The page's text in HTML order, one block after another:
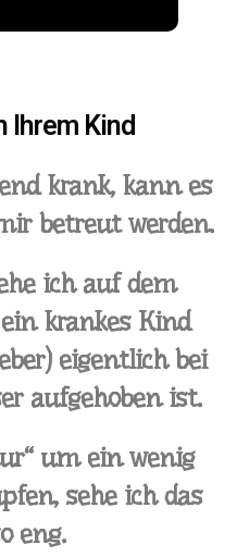
Ihrem Kind
krank, kann es
betreut werden.
ich auf dem
krankes Kind
eigentlich bei
aufgehoben ist.
um ein wenig
sehe ich das
eng.